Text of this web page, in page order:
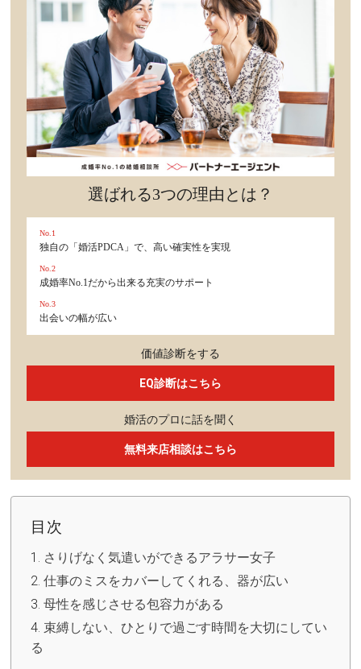
カルチャー・トレンド・芸能
驚き
選ばれる3つの理由とは？
No.1
独自の「婚活PDCA」で、高い確実性を実現
No.2
成婚率No.1だから出来る充実のサポート
No.3
出会いの幅が広い
価値診断をする
EQ診断はこちら
婚活のプロに話を聞く
無料来店相談はこちら
目次
さりげなく気遣いができるアラサー女子
仕事のミスをカバーしてくれる、器が広い
母性を感じさせる包容力がある
束縛しない、ひとりで過ごす時間を大切にしてい
る